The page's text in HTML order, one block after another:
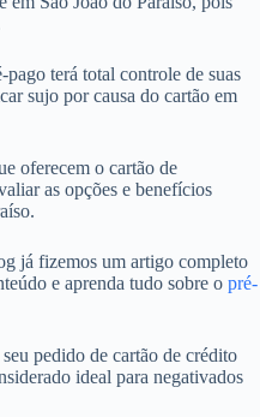
terá total controle de suas
sujo por causa do cartão em
oferecem o cartão de
as opções e benefícios
já fizemos um artigo completo
e aprenda tudo sobre o pré-
pedido de cartão de crédito
ideal para negativados